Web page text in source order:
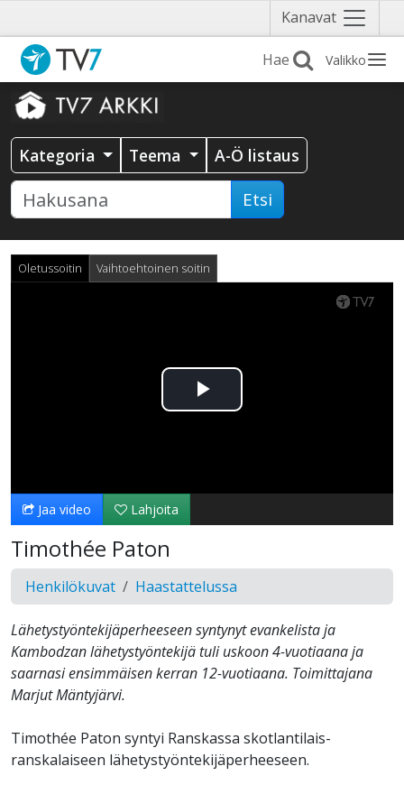
Kanavat Näytä
valikko
Valikko
Kategoria Teema A-Ö listaus
Etsi
Oletussoitin Vaihtoehtoinen soitin
Toista
Jaa video Lahjoita
Timothée Paton
Henkilökuvat Haastattelussa
Lähetystyöntekijäperheeseen syntynyt evankelista ja
Kambodzan lähetystyöntekijä tuli uskoon 4-vuotiaana ja
saarnasi ensimmäisen kerran 12-vuotiaana. Toimittajana
Marjut Mäntyjärvi.
Timothée Paton syntyi Ranskassa skotlantilais-
ranskalaiseen lähetystyöntekijäperheeseen.